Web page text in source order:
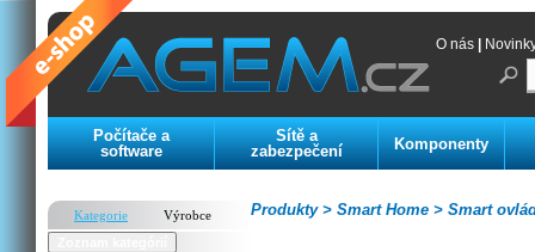
O nás
Počítače a
software
Sítě a
zabezpečení
Komponenty
Kategorie
Výrobce
Smart
Smart Home >
Produkty >